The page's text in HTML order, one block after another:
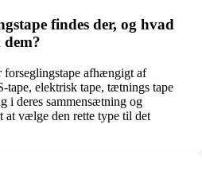
findes der, og hvad
dem?
afhængigt af
elektrisk tape, tætnings tape
i deres sammensætning og
at vælge den rette type til det